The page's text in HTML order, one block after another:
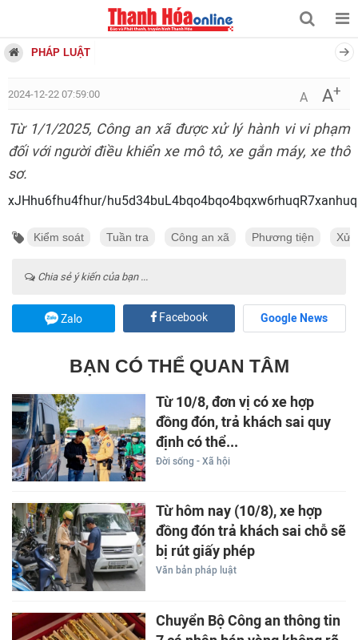
PHÁP LUẬT
2024-12-22 07:59:00 A A+
Từ 1/1/2025, Công an xã được xử lý hành vi vi phạm
đối với người điều khiển xe mô tô, xe gắn máy, xe thô
sơ.
xJHhu6fhu4fhur/
Kiểm soát Tuần tra Công an xã Phương tiện Xử
Chia sẻ ý kiến của bạn ...
Zalo Facebook Google News
BẠN CÓ THỂ QUAN TÂM
Từ 10/8, đơn vị có xe hợp
đồng đón, trả khách sai quy
định có thể...
Đời sống - Xã hội
Từ hôm nay (10/8), xe hợp
đồng đón trả khách sai chỗ sẽ
bị rút giấy phép
Văn bản pháp luật
Chuyển Bộ Công an thông tin